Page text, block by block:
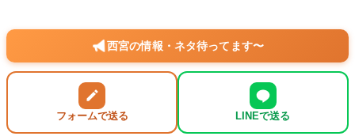
西宮の情報・ネタ待ってます〜
フォームで送る LINEで送る